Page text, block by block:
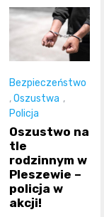
Bezpieczeństwo
,Oszustwa ,
Policja
Oszustwo na
tle
rodzinnym w
Pleszewie –
policja w
akcji!